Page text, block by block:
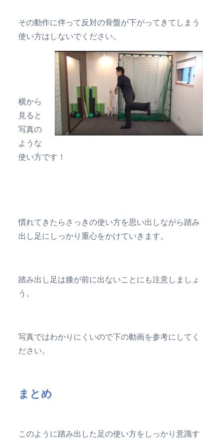
その動作に伴って反対の骨盤が下がってきてしまう
使い方はしないでください。
横から
見ると
写真の
ような
使い方です！
慣れてきたらさっきの使い方を思い出しながら踏み
出し足にしっかり重心をかけていきます。
踏み出し足は膝が前に出ないことにも注意しましょ
う。
写真ではわかりにくいので下の動画を参考にしてく
ださい。
まとめ
このように踏み出した足の使い方をしっかり意識す